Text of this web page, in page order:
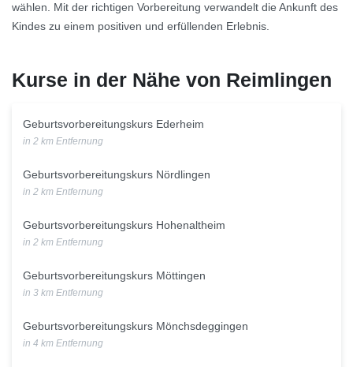
wählen. Mit der richtigen Vorbereitung verwandelt die Ankunft des
Kindes zu einem positiven und erfüllenden Erlebnis.
Kurse in der Nähe von Reimlingen
Geburtsvorbereitungskurs Ederheim
in 2 km Entfernung
Geburtsvorbereitungskurs Nördlingen
in 2 km Entfernung
Geburtsvorbereitungskurs Hohenaltheim
in 2 km Entfernung
Geburtsvorbereitungskurs Möttingen
in 3 km Entfernung
Geburtsvorbereitungskurs Mönchsdeggingen
in 4 km Entfernung